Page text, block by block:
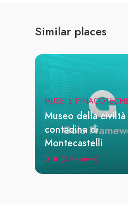
Similar places
MUSEI E
Museo della civiltà
contadina di
Montecastelli
0 (0 Reviews)